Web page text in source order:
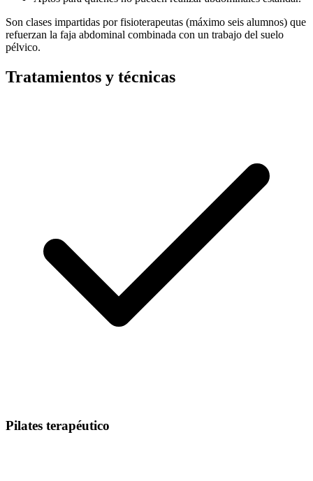
Son clases impartidas por fisioterapeutas (máximo seis alumnos) que
refuerzan la faja abdominal combinada con un trabajo del suelo
pélvico.
Tratamientos y técnicas
Pilates terapéutico